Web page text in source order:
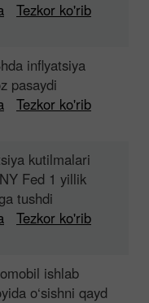
Tezkor ko'rib
inflyatsiya
pasaydi
Tezkor ko'rib
kutilmalari
Fed 1 yillik
tushdi
Tezkor ko'rib
ishlab
o‘sishni qayd